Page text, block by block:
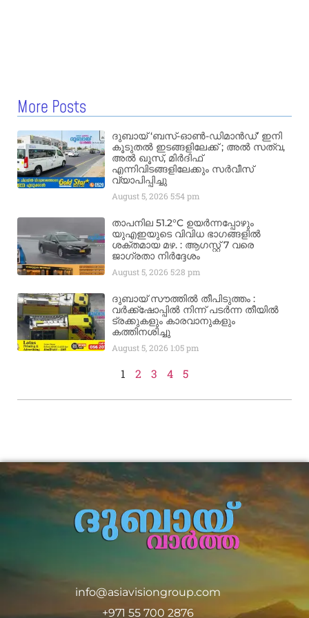
More Posts
ദുബായ് ‘ബസ്-ഓൺ-ഡിമാൻഡ്’ ഇനി
കൂടുതൽ ഇടങ്ങളിലേക്ക് ; അൽ സത്വ,
അൽ ഖൂസ്, മിർദിഫ്
എന്നിവിടങ്ങളിലേക്കും സർവീസ്
വ്യാപിപ്പിച്ചു
August 5, 20265:54 pm
താപനില 51.2°C ഉയർന്നപ്പോഴും
യുഎഇയുടെ വിവിധ ഭാഗങ്ങളിൽ
ശക്തമായ മഴ. : ആഗസ്റ്റ് 7 വരെ
ജാഗ്രതാ നിർദ്ദേശം
August 5, 20265:28 pm
ദുബായ് സൗത്തിൽ തീപിടുത്തം :
വർക്ക്‌ഷോപ്പിൽ നിന്ന് പടർന്ന തീയിൽ
ട്രക്കുകളും കാരവാനുകളും
കത്തിനശിച്ചു
August 5, 2026 1:05 pm
1 2 3 4 5
info@asiavisiongroup.com
+971 55 700 2876